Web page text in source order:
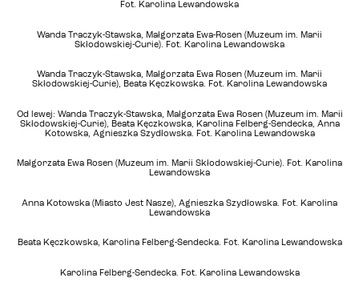
Fot. Karolina Lewandowska
Wanda Traczyk-Stawska, Małgorzata Ewa-Rosen (Muzeum im. Marii
Skłodowskiej-Curie). Fot. Karolina Lewandowska
Wanda Traczyk-Stawska, Małgorzata Ewa Rosen (Muzeum im. Marii
Skłodowskiej-Curie), Beata Kęczkowska. Fot. Karolina Lewandowska
Od lewej: Wanda Traczyk-Stawska, Małgorzata Ewa Rosen (Muzeum im. Marii
Skłodowskiej-Curie), Beata Kęczkowska, Karolina Felberg-Sendecka, Anna
Kotowska, Agnieszka Szydłowska. Fot. Karolina Lewandowska
Małgorzata Ewa Rosen (Muzeum im. Marii Skłodowskiej-Curie). Fot. Karolina
Lewandowska
Anna Kotowska (Miasto Jest Nasze), Agnieszka Szydłowska. Fot. Karolina
Lewandowska
Beata Kęczkowska, Karolina Felberg-Sendecka. Fot. Karolina Lewandowska
Karolina Felberg-Sendecka. Fot. Karolina Lewandowska